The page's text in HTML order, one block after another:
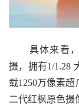
具体来看，华
摄，拥有1/1.28
载1250万像素
二代红枫原色摄